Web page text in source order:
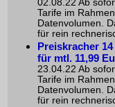
02.08.22 Ab
Tarife im
Datenvolumen.
für rein
Preiskracher
für mtl. 11,99
23.04.22 Ab
Tarife im
Datenvolumen.
für rein